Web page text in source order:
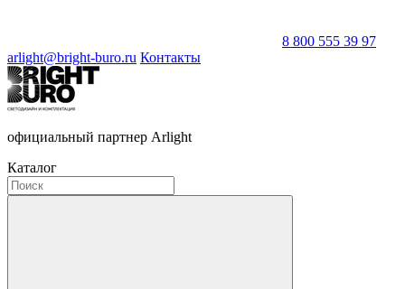
8 800 555 39 97
arlight@bright-buro.ru Контакты
официальный партнер Arlight
Каталог